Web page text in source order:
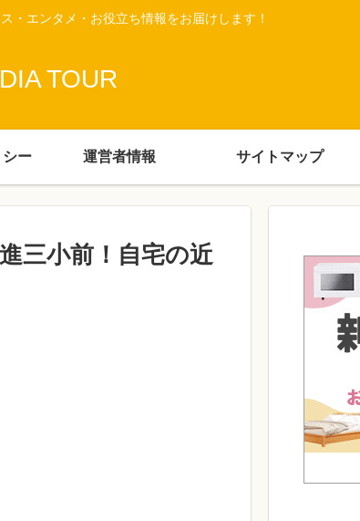
・エンタメ・お役立ち情報をお届けします！
TOUR
シー 運営者情報 サイトマップ
三小前！自宅の近